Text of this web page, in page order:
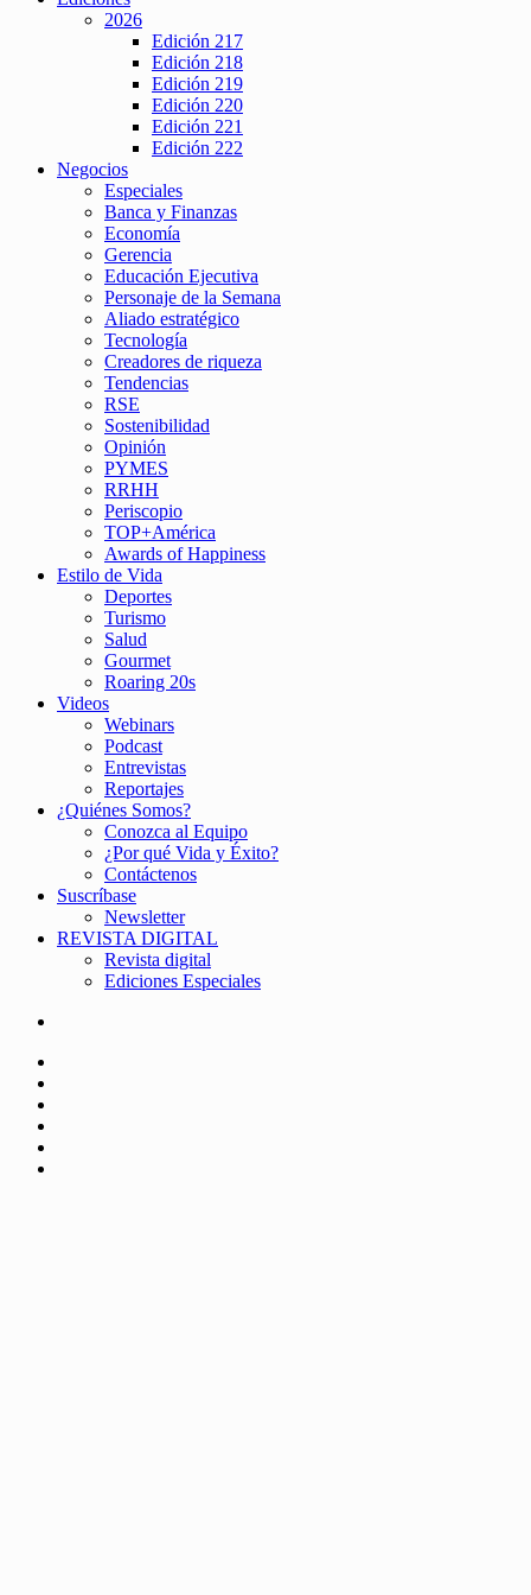
2026
Edición 217
Edición 218
Edición 219
Edición 220
Edición 221
Edición 222
Negocios
Especiales
Banca y Finanzas
Economía
Gerencia
Educación Ejecutiva
Personaje de la Semana
Aliado estratégico
Tecnología
Creadores de riqueza
Tendencias
RSE
Sostenibilidad
Opinión
PYMES
RRHH
Periscopio
TOP+América
Awards of Happiness
Estilo de Vida
Deportes
Turismo
Salud
Gourmet
Roaring 20s
Videos
Webinars
Podcast
Entrevistas
Reportajes
¿Quiénes Somos?
Conozca al Equipo
¿Por qué Vida y Éxito?
Contáctenos
Suscríbase
Newsletter
REVISTA DIGITAL
Revista digital
Ediciones Especiales